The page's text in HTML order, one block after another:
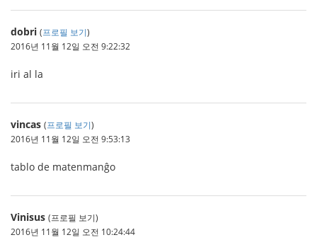
dobri (프로필 보기)
2016년 11월 12일 오전 9:22:32
iri al la
vincas (프로필 보기)
2016년 11월 12일 오전 9:53:13
tablo de matenmanĝo
Vinisus (프로필 보기)
2016년 11월 12일 오전 10:24:44